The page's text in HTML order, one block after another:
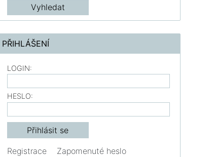
PŘIHLÁŠENÍ
LOGIN:
HESLO:
Registrace Zapomenuté heslo